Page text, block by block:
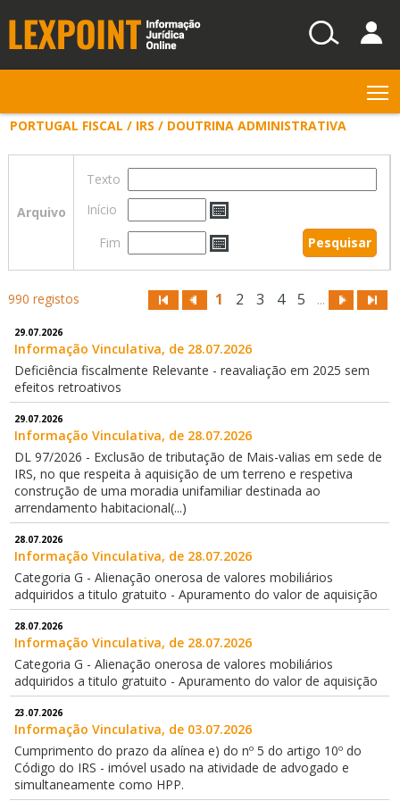
PORTUGAL FISCAL / IRS / DOUTRINA ADMINISTRATIVA
Arquivo
Texto
Início
Fim
990 registos 1 2 3 4 5 ...
29.07.2026
Informação Vinculativa, de 28.07.2026
Deficiência fiscalmente Relevante - reavaliação em 2025 sem
efeitos retroativos
29.07.2026
Informação Vinculativa, de 28.07.2026
DL 97/2026 - Exclusão de tributação de Mais-valias em sede de
IRS, no que respeita à aquisição de um terreno e respetiva
construção de uma moradia unifamiliar destinada ao
arrendamento habitacional(...)
28.07.2026
Informação Vinculativa, de 28.07.2026
Categoria G - Alienação onerosa de valores mobiliários
adquiridos a titulo gratuito - Apuramento do valor de aquisição
28.07.2026
Informação Vinculativa, de 28.07.2026
Categoria G - Alienação onerosa de valores mobiliários
adquiridos a titulo gratuito - Apuramento do valor de aquisição
23.07.2026
Informação Vinculativa, de 03.07.2026
Cumprimento do prazo da alínea e) do nº 5 do artigo 10º do
Código do IRS - imóvel usado na atividade de advogado e
simultaneamente como HPP.